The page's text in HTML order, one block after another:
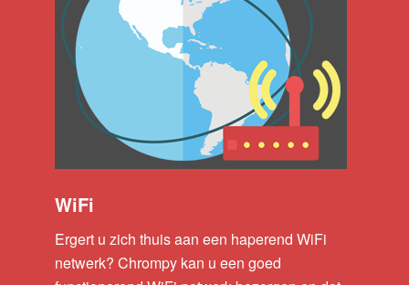
WiFi
Ergert u zich thuis aan een haperend WiFi
netwerk? Chrompy kan u een goed